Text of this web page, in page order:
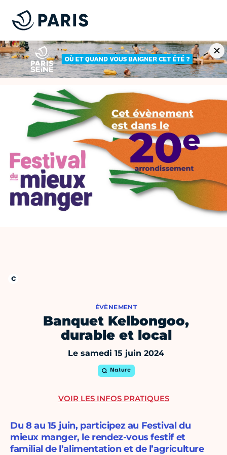
ÉVÈNEMENT
Banquet Kelbongoo,
durable et local
Le samedi 15 juin 2024
Nature
Du 8 au 15 juin, participez au Festival du
mieux manger, le rendez-vous festif et
familial de l’alimentation et de l’agriculture
VOIR LES INFOS PRATIQUES